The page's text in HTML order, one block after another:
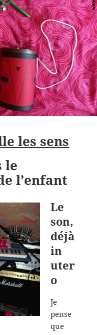
les sens
le
l’enfant
Le
son,
déjà
in
uter
o
Je
pense
que